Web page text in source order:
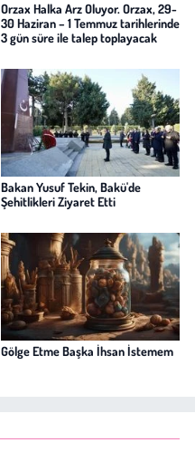
Orzax Halka Arz Oluyor. Orzax, 29-
30 Haziran – 1 Temmuz tarihlerinde
3 gün süre ile talep toplayacak
Bakan Yusuf Tekin, Bakü'de
Şehitlikleri Ziyaret Etti
Gölge Etme Başka İhsan İstemem